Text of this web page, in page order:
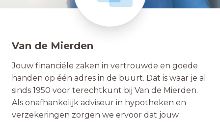
Van de Mierden
Jouw financiële zaken in vertrouwde en goede
handen op één adres in de buurt. Dat is waar je al
sinds 1950 voor terechtkunt bij Van de Mierden.
Als onafhankelijk adviseur in hypotheken en
verzekeringen zorgen we ervoor dat jouw